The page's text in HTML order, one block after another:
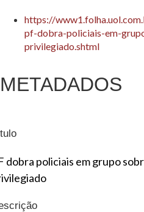
https://
pf-dobra-policiais-em-
privilegiado.shtml
METADADOS
dobra policiais em grupo